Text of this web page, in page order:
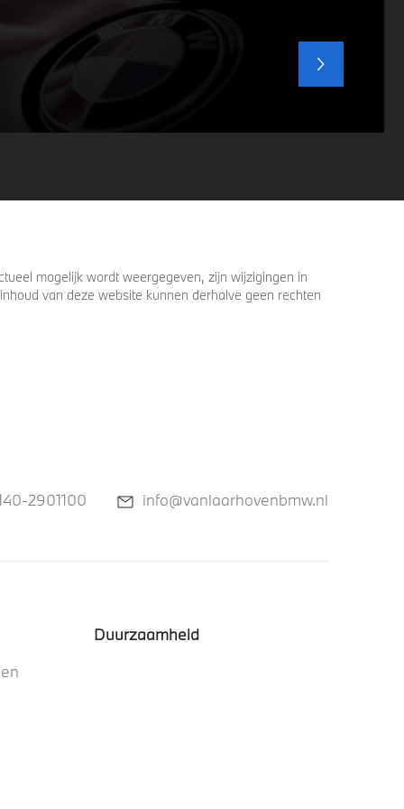
voordat u verder loopt.
mogelijk wordt weergegeven, zijn wijzigingen in
van deze website kunnen derhalve geen rechten
2901100 info@vanlaarhovenbmw.nl
Duurzaamheid